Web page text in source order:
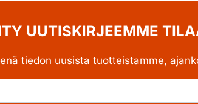
UUTISKIRJEEMME
tiedon uusista tuotteistamme,